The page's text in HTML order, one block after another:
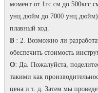
момент от 1гс.см до
унц.дюйм до 7000
плавный ход.
В: 2. Возможно ли
обеспечить стоимость
О: Да. Пожалуйста,
такими как
цена и т. д. Затем мы